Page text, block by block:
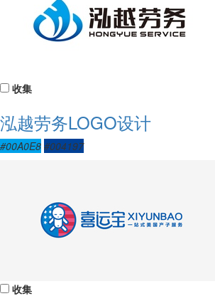
收集
泓越劳务LOGO设计
#00A0E8 #004197
收集